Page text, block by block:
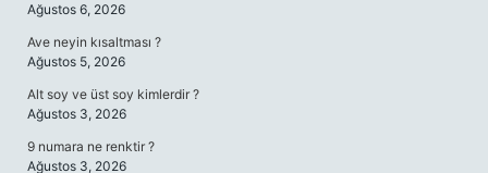
Ağustos 6, 2026
Ave neyin kısaltması ?
Ağustos 5, 2026
Alt soy ve üst soy kimlerdir ?
Ağustos 3, 2026
9 numara ne renktir ?
Ağustos 3, 2026